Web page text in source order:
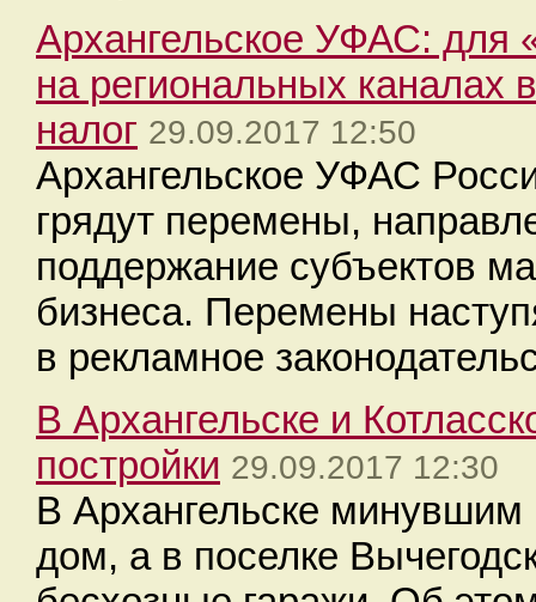
Архангельское УФАС: для
на региональных каналах
налог 29.09.2017 12:50
Архангельское УФАС
грядут перемены,
поддержание субъектов
бизнеса. Перемены
в рекламное
​В Архангельске и
постройки 29.09.2017 12:30
В Архангельске
дом, а в поселке